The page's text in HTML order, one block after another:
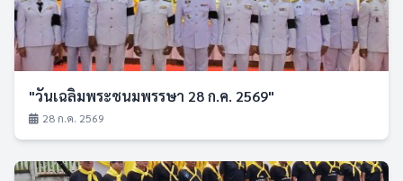
"วันเฉลิมพระชนมพรรษา 28 ก.ค. 2569"
28 ก.ค. 2569